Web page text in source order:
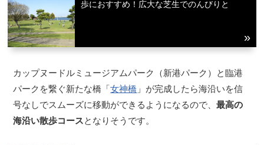
歩におすすめ！広大な芝生でのんびりと
カップヌードルミュージアムパーク（新港パーク）と臨港
パークを繋ぐ新たな橋「女神橋 」が完成したら海沿いを信
号なしでスムーズに移動ができるようになるので、最高の
海沿い散歩コースとなりそうです。